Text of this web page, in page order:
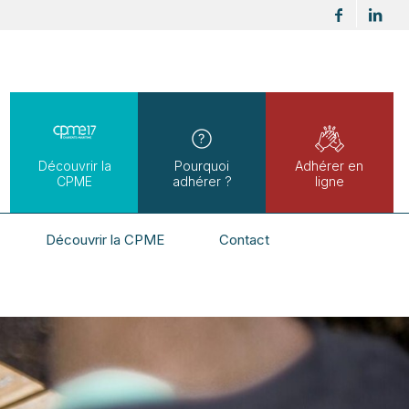
Découvrir la
CPME
Pourquoi
adhérer ?
Adhérer en
ligne
Découvrir la CPME Contact